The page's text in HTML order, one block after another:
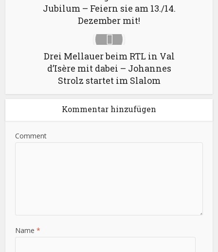
Jubilum – Feiern sie am 13./14.
Dezember mit!
Drei Mellauer beim RTL in Val
d’Isère mit dabei – Johannes
Strolz startet im Slalom
Kommentar hinzufügen
Comment
Name*